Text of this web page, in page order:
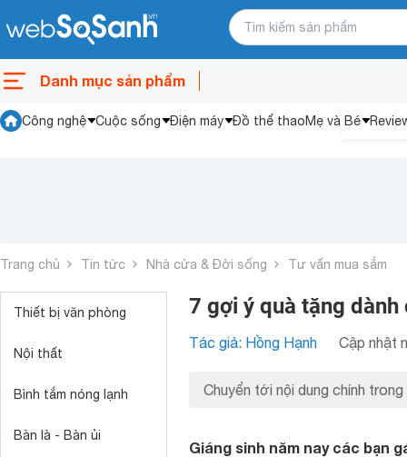
Danh mục sản phẩm
Công nghệ Cuộc sống Điện máy Đồ thể thaoMẹ và Bé
Trang chủ Tin tức Nhà cửa & Đời sống Tư vấn mua sắm
Thiết bị văn phòng
Nội thất
Bình tắm nóng lạnh
Bàn là - Bàn ủi
7 gợi ý quà tặng
Tác giả: Hồng Hạnh Cập nhật
Chuyển tới nội dung chính trong
Giáng sinh năm nay các bạn